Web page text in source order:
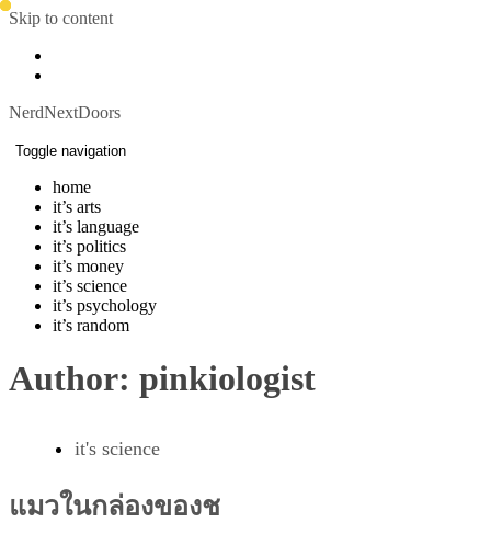
Skip to content
NerdNextDoors
Toggle navigation
home
it’s arts
it’s language
it’s politics
it’s money
it’s science
it’s psychology
it’s random
Author: pinkiologist
it's science
แมวในกล่องของช